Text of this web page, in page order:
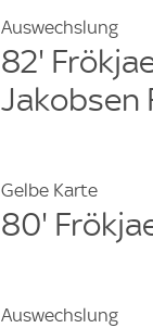
Auswechslung
82'
Jakobsen
Gelbe Karte
80'
Auswechslung